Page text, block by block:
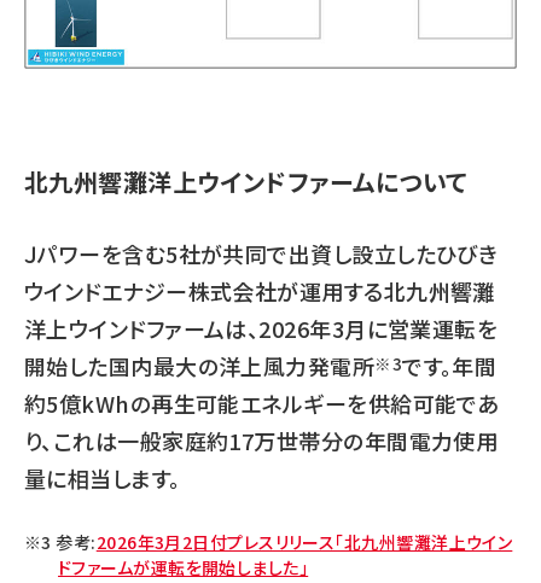
北九州響灘洋上ウインドファームについて
Ｊパワーを含む5社が共同で出資し設立したひびき
ウインドエナジー株式会社が運用する北九州響灘
洋上ウインドファームは、2026年3月に営業運転を
開始した国内最大の洋上風力発電所※3です。年間
約5億kWhの再生可能エネルギーを供給可能であ
り、これは一般家庭約17万世帯分の年間電力使用
量に相当します。
参考:2026年3月2日付プレスリリース「北九州響灘洋上ウイン
ドファームが運転を開始しました」